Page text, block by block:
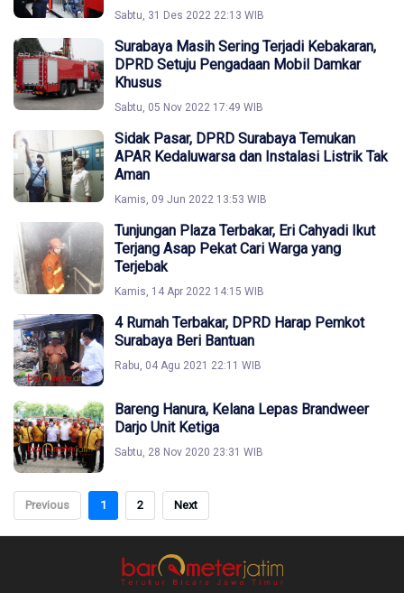
Sabtu, 31 Des 2022 22:13 WIB
Surabaya Masih Sering Terjadi Kebakaran,
DPRD Setuju Pengadaan Mobil Damkar
Khusus
Sabtu, 05 Nov 2022 17:49 WIB
Sidak Pasar, DPRD Surabaya Temukan
APAR Kedaluwarsa dan Instalasi Listrik Tak
Aman
Kamis, 09 Jun 2022 13:53 WIB
Tunjungan Plaza Terbakar, Eri Cahyadi Ikut
Terjang Asap Pekat Cari Warga yang
Terjebak
Kamis, 14 Apr 2022 14:15 WIB
4 Rumah Terbakar, DPRD Harap Pemkot
Surabaya Beri Bantuan
Rabu, 04 Agu 2021 22:11 WIB
Bareng Hanura, Kelana Lepas Brandweer
Darjo Unit Ketiga
Sabtu, 28 Nov 2020 23:31 WIB
Previous 1 2 Next